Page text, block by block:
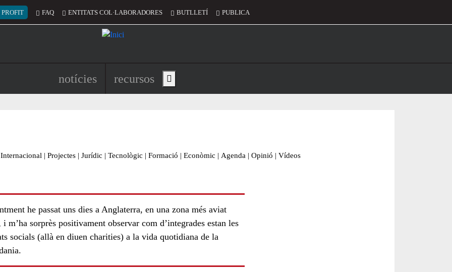
del compte d'usuari
PROFIT FAQ ENTITATS COL·LABORADORES BUTLLETÍ PUBLICA
Navegació principal de l'encapçalament
notícies recursos Show main menu
Internacional | Projectes | Jurídic | Tecnològic | Formació | Econòmic | Agenda | Opinió | Vídeos
he passat uns dies a Anglaterra, en una zona més aviat
i m’ha sorprès positivament observar com d’integrades estan les
socials (allà en diuen charities) a la vida quotidiana de la